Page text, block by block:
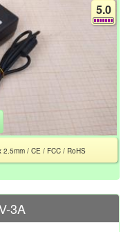
5.0
/ CE / FCC / RoHS
3A